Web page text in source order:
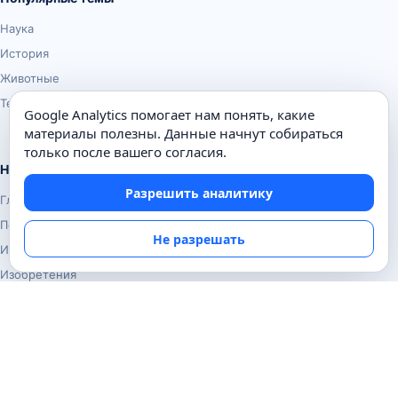
Наука
История
Животные
Техника
Навигация
Главная
Поиск
Известные личности
Изобретения
Google Analytics помогает нам понять, какие
материалы полезны. Данные начнут собираться
только после вашего согласия.
Разрешить аналитику
Не разрешать